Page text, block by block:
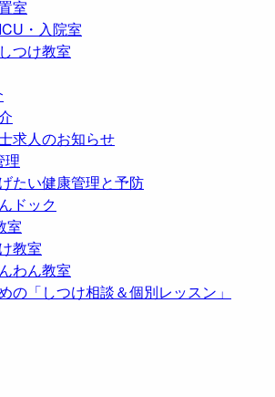
室
・入院室
つけ教室
求人のお知らせ
理
たい健康管理と予防
ドック
室
教室
わん教室
の「しつけ相談＆個別レッスン」